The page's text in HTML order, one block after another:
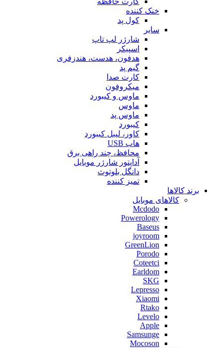
خنک کننده
کول پد
سایر
شارژر لپ تاپ
اسپیکر
هدفون، هدست، هندزفری
گیم پد
کارت صدا
میکروفون
ماوس و کیبورد
ماوس
ماوس پد
کیبورد
کاور، لیبل کیبورد
هاب USB
محافظ، چند راهی برق
آداپتور شارژر موبایل
دانگل بلوتوث
تمیز کننده
برند کالاها
کالاهای موبایل
Mcdodo
Powerology
Baseus
joyroom
GreenLion
Porodo
Coteetci
Earldom
SKG
Lepresso
Xiaomi
Rtako
Levelo
Apple
Samsunge
Mocoson